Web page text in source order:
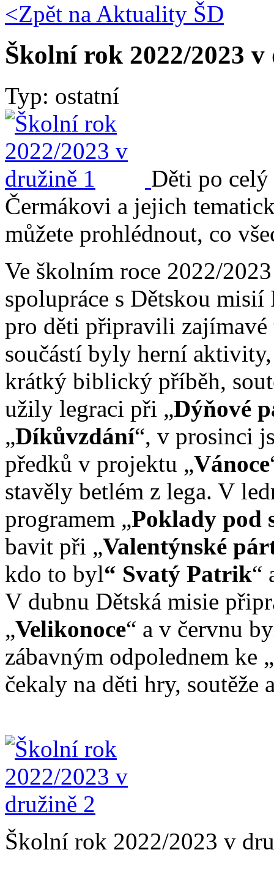
<Zpět na Aktuality ŠD
Školní rok 2022/2023
Typ: ostatní
Děti po
Čermákovi a jejich
můžete prohlédnout, co
Ve školním roce 2022/
spolupráce s Dětskou
pro děti připravili zajímavé
součástí byly herní
krátký biblický příběh,
užily legraci při „Dýňové
„Díkůvzdání“, v prosinci
předků v projektu „Vánoce
stavěly betlém z lega. V
programem „Poklady pod
bavit při „Valentýnské
kdo to byl“ Svatý Patrik“
V dubnu Dětská misie
„Velikonoce“ a v červnu
zábavným odpolednem ke „
čekaly na děti hry, soutěže
Školní rok 2022/2023 v